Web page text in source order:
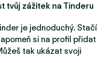
tvůj zážitek na Tinderu
je jednoduchý. Stačí
si na profil přidat
tak ukázat svoji